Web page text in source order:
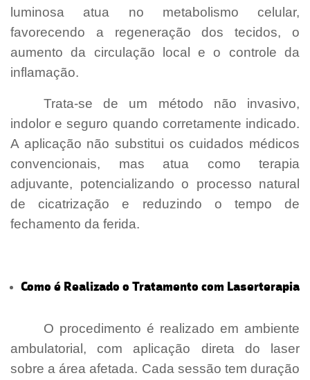
luminosa atua no metabolismo celular,
favorecendo a regeneração dos tecidos, o
aumento da circulação local e o controle da
inflamação.
Trata-se de um método não invasivo,
indolor e seguro quando corretamente indicado.
A aplicação não substitui os cuidados médicos
convencionais, mas atua como terapia
adjuvante, potencializando o processo natural
de cicatrização e reduzindo o tempo de
fechamento da ferida.
Como é Realizado o Tratamento com Laserterapia
O procedimento é realizado em ambiente
ambulatorial, com aplicação direta do laser
sobre a área afetada. Cada sessão tem duração